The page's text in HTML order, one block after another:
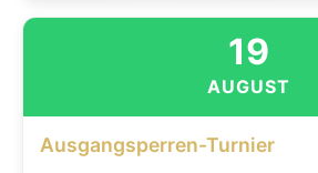
19
AUGUST
Ausgangsperren-Turnier